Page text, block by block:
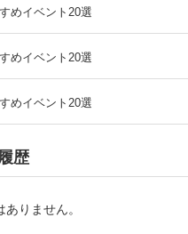
めイベント20選
めイベント20選
めイベント20選
歴
りません。